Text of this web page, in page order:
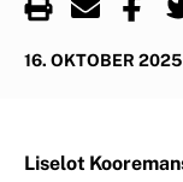
16. OKTOBER 2025
Liselot